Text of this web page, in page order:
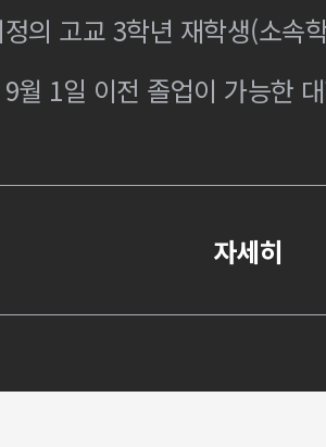
의 고교 3학년 재학생(소속
월 1일 이전 졸업이 가능한
자세히